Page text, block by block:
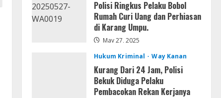
Activated
August 7, 2026
Kemarau Panjang Picu
Kebakaran di Sangkaran
Bhakti; Rumah Ibu Yuli Hangus
Dilalap Api
Polisi Ringkus Pelaku Bobol
Rumah Curi Uang dan Perhiasan
di Karang Umpu.
May 27, 2025
Hukum Kriminal
Way Kanan
Kurang Dari 24 Jam, Polisi
Bekuk Diduga Pelaku
Pembacokan Rekan Kerjanya